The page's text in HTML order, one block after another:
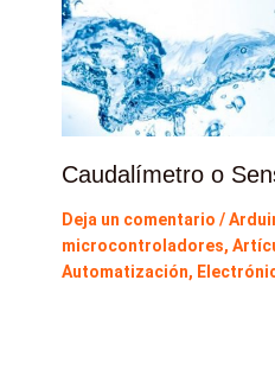
Caudalímetro o
Deja un comentario /
microcontroladores,
Automatización,